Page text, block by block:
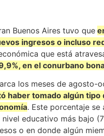
Buenos Aires tuvo que
ingresos o incluso
que está
en el conurbano
los meses de agosto-
haber tomado algún tipo
. Este porcentaje se
educativo más bajo
o en donde algún